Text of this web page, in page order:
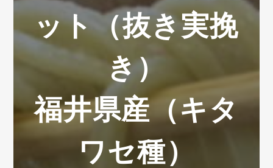
ット（抜き実挽
き）
福井県産（キタ
ワセ種）